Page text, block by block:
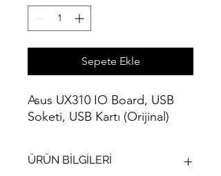
Sepete Ekle
Asus UX310 IO Board, USB
Soketi, USB Kartı (Orijinal)
ÜRÜN BİLGİLERİ